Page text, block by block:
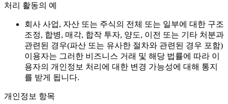
처리 활동의 예
회사 사업, 자산 또는 주식의 전체 또는 일부에 대한 구조
조정, 합병, 매각, 합작 투자, 양도, 이전 또는 기타 처분과
관련된 경우(파산 또는 유사한 절차와 관련된 경우 포함)
이용자는 그러한 비즈니스 거래 및 해당 법률에 따라 이
용자의 개인정보 처리에 대한 변경 가능성에 대해 통지
를 받게 됩니다.
개인정보 항목